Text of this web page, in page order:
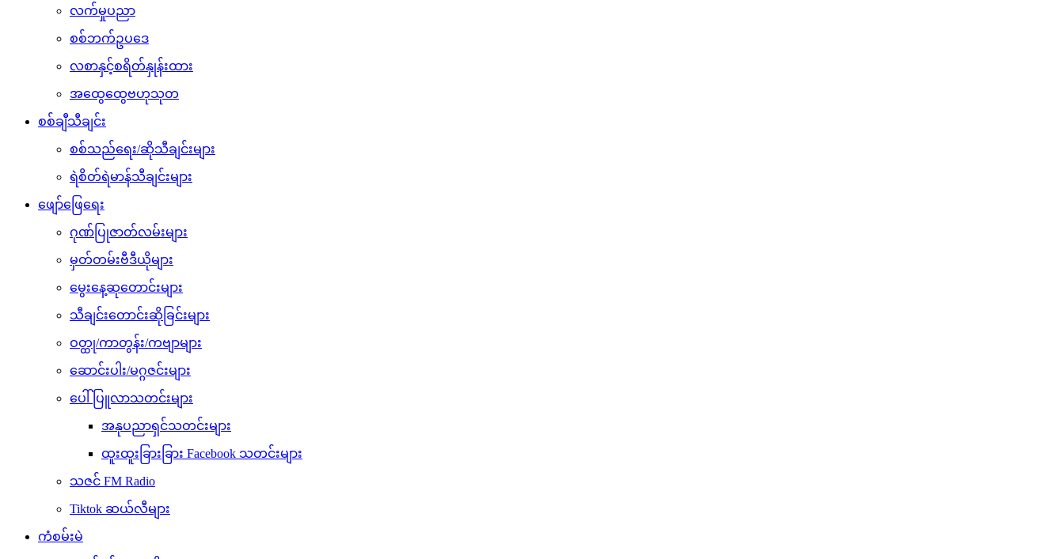
လက်မှုပညာ
စစ်ဘက်ဥပဒေ
လစာနှင့်စရိတ်နှုန်းထား
အထွေထွေဗဟုသုတ
စစ်ချီသီချင်း
စစ်သည်ရေး/ဆိုသီချင်းများ
ရဲစိတ်ရဲမာန်သီချင်းများ
ဖျော်ဖြေရေး
ဂုဏ်ပြုဇာတ်လမ်းများ
မှတ်တမ်းဗီဒီယိုများ
မွေးနေ့ဆုတောင်းများ
သီချင်းတောင်းဆိုခြင်းများ
ဝတ္ထု/ကာတွန်း/ကဗျာများ
ဆောင်းပါး/မဂ္ဂဇင်းများ
ပေါ်ပြူလာသတင်းများ
အနုပညာရှင်သတင်းများ
ထူးထူးခြားခြား Facebook သတင်းများ
သဇင် FM Radio
Tiktok ဆယ်လီများ
ကံစမ်းမဲ